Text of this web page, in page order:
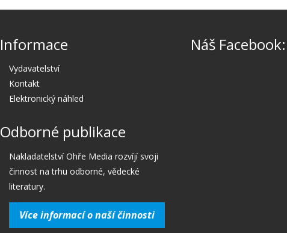
Informace
Vydavatelství
Kontakt
Elektronický náhled
Odborné publikace
Nakladatelství Ohře Media rozvíjí svoji
činnost na trhu odborné, vědecké
literatury.
Více informací o naší činnosti
Náš Facebook: